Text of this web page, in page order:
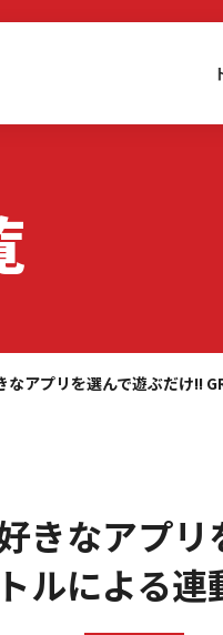
なアプリを選んで遊ぶだけ!!
きなアプリ
トルによる